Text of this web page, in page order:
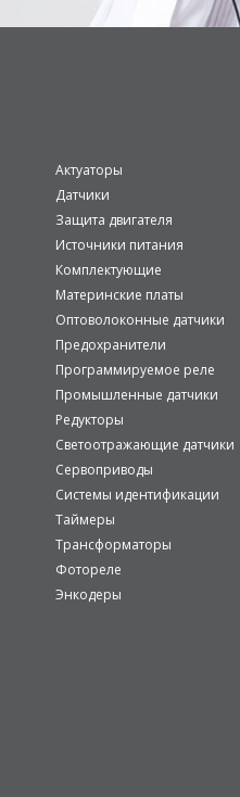
Актуаторы
Датчики
Защита двигателя
Источники питания
Комплектующие
Материнские платы
Оптоволоконные датчики
Предохранители
Программируемое реле
Промышленные датчики
Редукторы
Светоотражающие датчики
Сервоприводы
Системы идентификации
Таймеры
Трансформаторы
Фотореле
Энкодеры